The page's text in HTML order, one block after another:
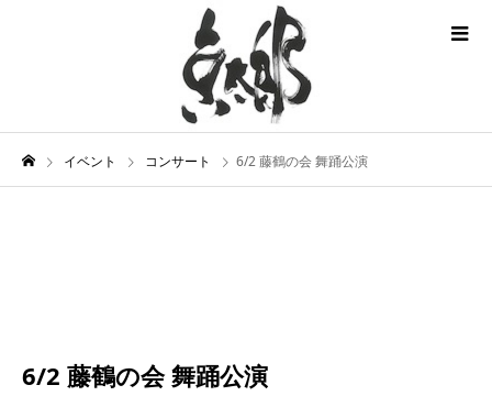
イベント コンサート 6/2 藤鶴の会 舞踊公演
6/2 藤鶴の会 舞踊公演